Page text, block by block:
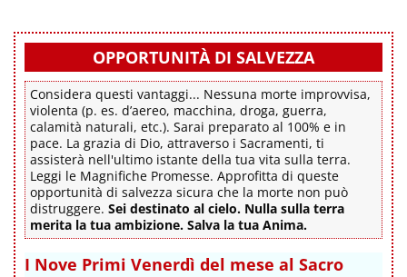
OPPORTUNITÀ DI SALVEZZA
Considera questi vantaggi... Nessuna morte improvvisa,
violenta (p. es. d’aereo, macchina, droga, guerra,
calamità naturali, etc.). Sarai preparato al 100% e in
pace. La grazia di Dio, attraverso i Sacramenti, ti
assisterà nell'ultimo istante della tua vita sulla terra.
Leggi le Magnifiche Promesse. Approfitta di queste
opportunità di salvezza sicura che la morte non può
distruggere. Sei destinato al cielo. Nulla sulla terra
merita la tua ambizione. Salva la tua Anima.
I Nove Primi Venerdì del mese al Sacro